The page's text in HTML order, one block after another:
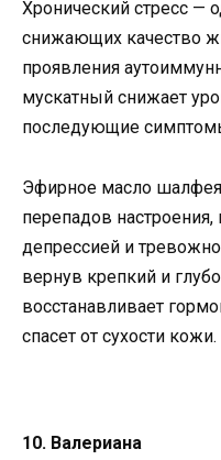
Хронический стресс —
снижающих качество
проявления
мускатный снижает
последующие
Эфирное масло шалфея
перепадов
депрессией и
вернув крепкий и
восстанавливает
спасет от сухости кожи.
10. Валериана